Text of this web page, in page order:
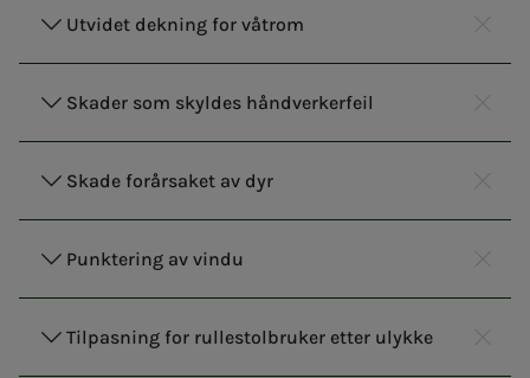
Utvidet dekning for våtrom
Skader som skyldes håndverkerfeil
Skade forårsaket av dyr
Punktering av vindu
Tilpasning for rullestolbruker etter ulykke